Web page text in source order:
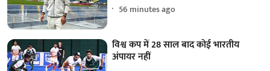
56 minutes ago
विश्व कप में 28 साल बाद कोई भारतीय
अंपायर नहीं